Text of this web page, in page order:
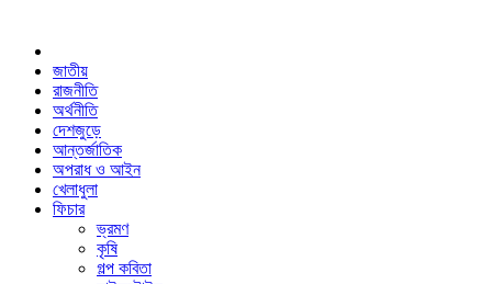
জাতীয়
রাজনীতি
অর্থনীতি
দেশজুড়ে
আন্তর্জাতিক
অপরাধ ও আইন
খেলাধুলা
ফিচার
ভ্রমণ
কৃষি
গল্প ক‌বিতা